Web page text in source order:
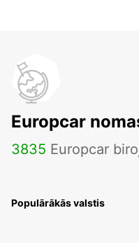
Europcar
3835 Europcar
Populārākās valstis